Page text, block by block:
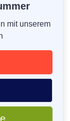
mit unserem